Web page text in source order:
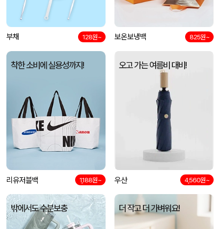
담OO 08-07
노OO 08-07
노OO 원형 팬시 (2컬러) 부채 (150∅~190∅) 08-07
부채 128원~ 보온보냉백 825원~
착한 소비에 실용성까지!
리유저블백 1,188원~
오고 가는 여름비 대비!
우산 4,560원~
밖에서도 수분보충 더 작고 더 가벼워요!